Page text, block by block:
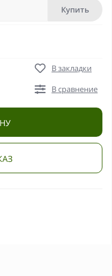
Купить
В закладки
В сравнение